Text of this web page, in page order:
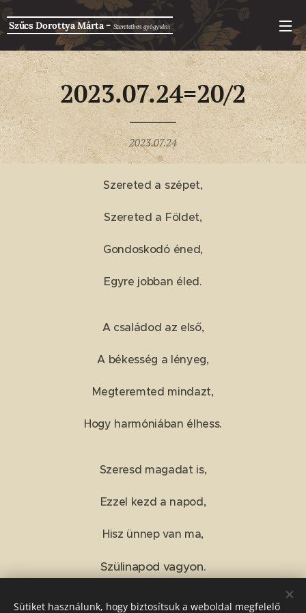
Szűcs Dorottya Márta-Szeretetben gyógyulni
2023.07.24=20/2
2023.07.24
Szereted a szépet,
Szereted a Földet,
Gondoskodó éned,
Egyre jobban éled.
A családod az első,
A békesség a lényeg,
Megteremted mindazt,
Hogy harmóniában élhess.
Szeresd magadat is,
Ezzel kezd a napod,
Hisz ünnep van ma,
Szülinapod vagyon.
Sütiket használunk, hogy biztosítsuk a weboldal megfelelő